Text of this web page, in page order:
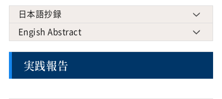
日本語抄録
Engish Abstract
実践報告